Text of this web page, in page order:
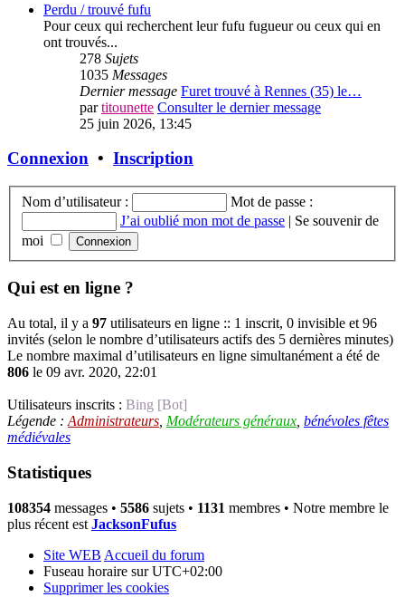
Perdu / trouvé fufu
Pour ceux qui recherchent leur fufu fugueur ou ceux qui en
ont trouvés...
278 Sujets
1035 Messages
Dernier message Furet trouvé à Rennes (35) le…
partitounette Consulter le dernier message
25 juin 2026, 13:45
Connexion • Inscription
Nom d’utilisateur :
Mot de passe :
J’ai oublié mon mot de passe | Se souvenir de
moi
Qui est en ligne ?
Au total, il y a 97 utilisateurs en ligne :: 1 inscrit, 0 invisible et 96
invités (selon le nombre d’utilisateurs actifs des 5 dernières minutes)
Le nombre maximal d’utilisateurs en ligne simultanément a été de
806 le 09 avr. 2020, 22:01
Utilisateurs inscrits : Bing [Bot]
Légende : Administrateurs Modérateurs généraux bénévoles fêtes
médiévales
Statistiques
108354 messages • 5586 sujets • 1131 membres • Notre membre le
plus récent est JacksonFufus
Site WEB Accueil du forum
Fuseau horaire surUTC+02:00
Supprimer les cookies